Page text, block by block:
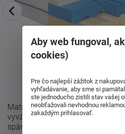
Matrac Synora 20 je navrhnutý
vyvážené spojenie pohodlia,
spánku. Vďaka modernej ...
Aby web fungoval,
cookies)
Pre čo najlepší zážitok z
vyhľadávanie, aby sme si
ste jednoducho zistili stav vašej
neobťažovali nevhodnou
zakaždým prihlasovať.